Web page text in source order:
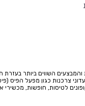
השווים ביותר בעזרת
צרכנות כגון מפעל הפיס
לטיסות, חופשות, מכשירי